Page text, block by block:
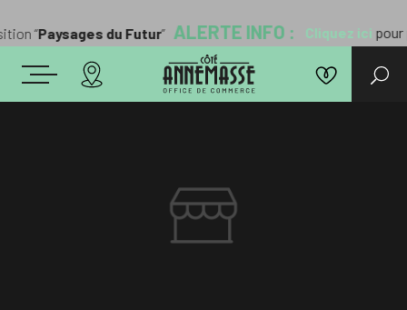
“Paysages du Futur” ALERTE INFO : Cliquez icipour